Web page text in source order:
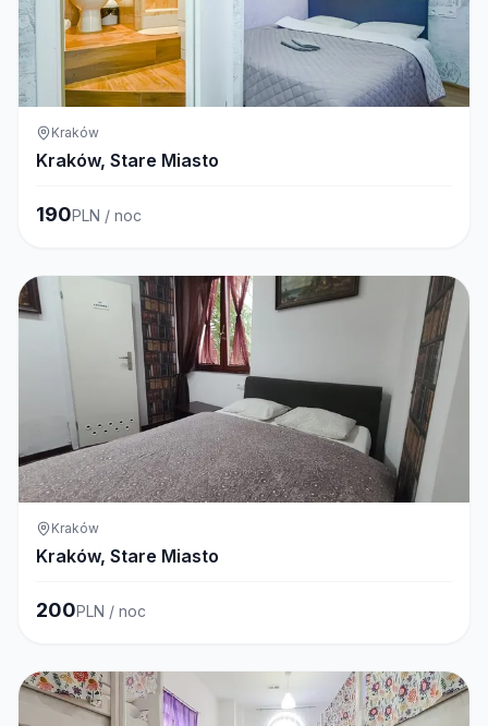
Kraków
Kraków, Stare Miasto
190PLN / noc
Kraków
Kraków, Stare Miasto
200PLN / noc